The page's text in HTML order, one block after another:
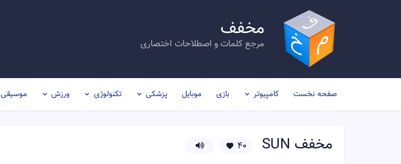
مخفف
مرجع کلمات و اصطلاحات اختصاری
صفحه نخست کامپیوتر بازی موبایل پزشکی تکنولوژی ورزش موسیقی
مخفف SUN
40